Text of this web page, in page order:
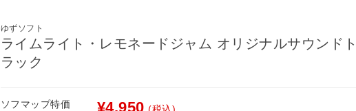
ゆずソフト
ライムライト・レモネードジャム オリジナルサウンドト
ラック
ソフマップ特価 ¥4,950 (税込)